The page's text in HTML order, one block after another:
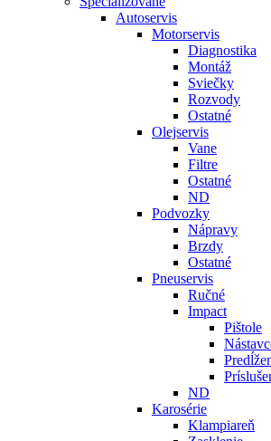
Autoservis
Motorservis
Diagnostika
Montáž
Sviečky
Rozvody
Ostatné
Olejservis
Vane
Filtre
Ostatné
ND
Podvozky
Nápravy
Brzdy
Ostatné
Pneuservis
Ručné
Impact
Pištole
ND
Karosérie
Klampiareň